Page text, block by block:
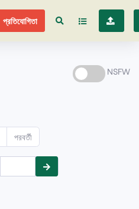
প্রতিযোগিতা
NSFW
পরবর্তী